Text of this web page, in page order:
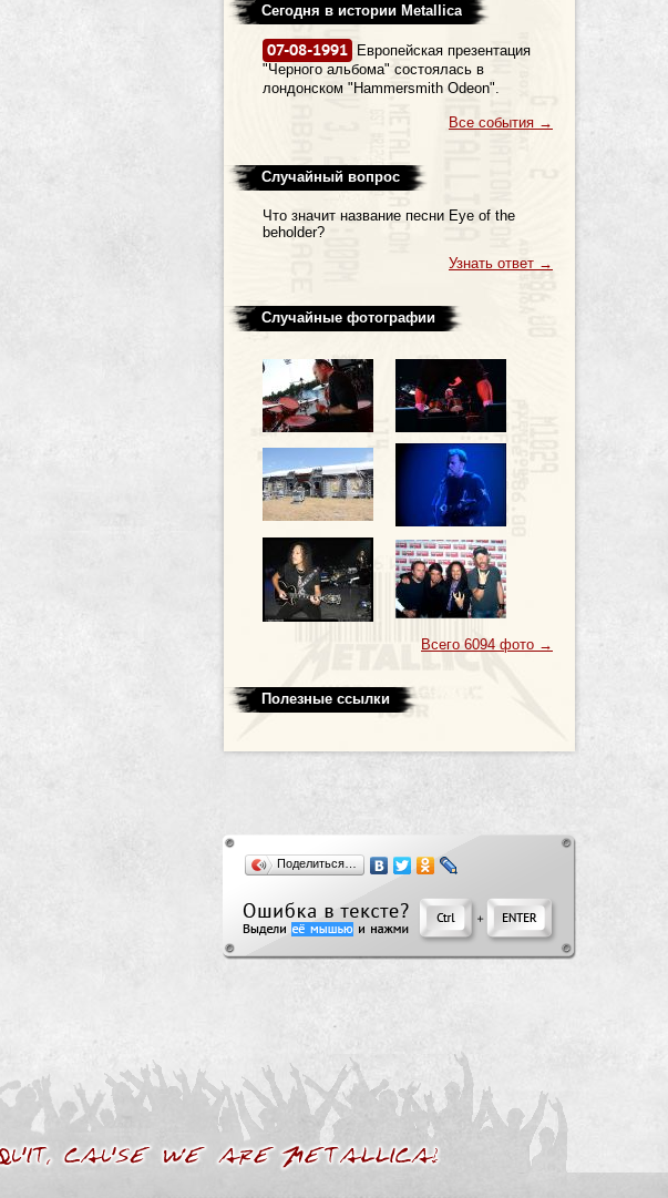
Сегодня в истории Metallica
07-08-1991
Европейская презентация
"Черного альбома" состоялась в
лондонском "Hammersmith Odeon".
Все события →
Случайный вопрос
Что значит название песни Eye of the
beholder?
Узнать ответ →
Случайные фотографии
Всего 6094 фото →
Полезные ссылки
Поделиться…